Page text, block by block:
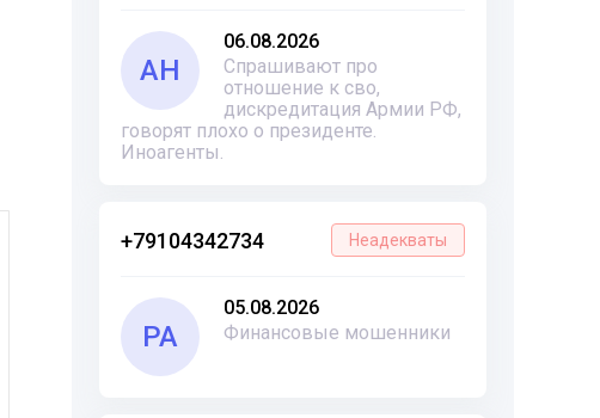
АН
06.08.2026
Спрашивают про
отношение к сво,
дискредитация Армии РФ,
говорят плохо о президенте.
Иноагенты.
+79104342734 Неадекваты
РА
05.08.2026
Финансовые мошенники